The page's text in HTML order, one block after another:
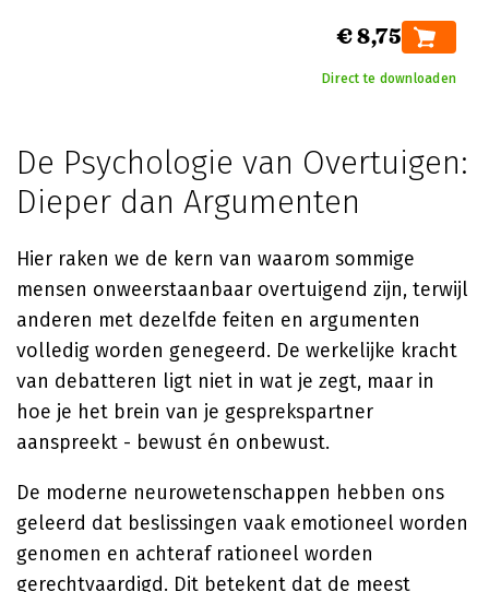
€ 8,75
Direct te downloaden
De Psychologie van Overtuigen:
Dieper dan Argumenten
Hier raken we de kern van waarom sommige
mensen onweerstaanbaar overtuigend zijn, terwijl
anderen met dezelfde feiten en argumenten
volledig worden genegeerd. De werkelijke kracht
van debatteren ligt niet in wat je zegt, maar in
hoe je het brein van je gesprekspartner
aanspreekt - bewust én onbewust.
De moderne neurowetenschappen hebben ons
geleerd dat beslissingen vaak emotioneel worden
genomen en achteraf rationeel worden
gerechtvaardigd. Dit betekent dat de meest